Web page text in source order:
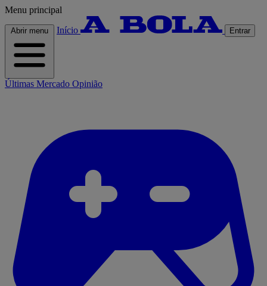
Menu principal
Abrir menu Início Entrar
Últimas Mercado Opinião